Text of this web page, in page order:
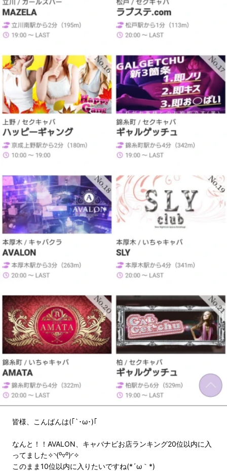
皆様、こんばんは(｢`･ω･)｢
なんと！！AVALON、キャバナビお店ランキング20位以内に入
ってました✧◝(⁰▿⁰)◜✧
このまま10位以内に入りたいですね(*´ω｀*)